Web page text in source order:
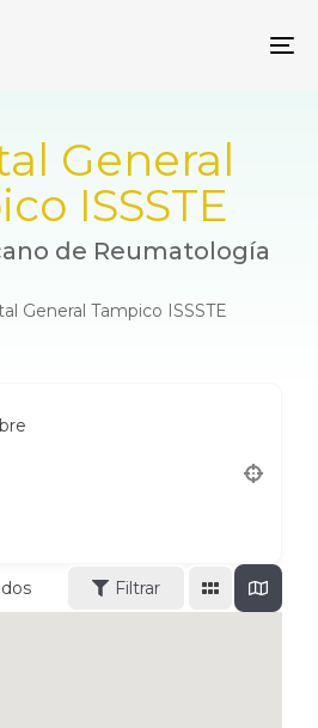
General
ISSSTE
de Reumatología
General Tampico ISSSTE
Filtrar